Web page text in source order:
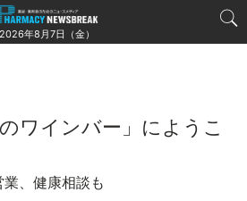
2026年8月7日（金）
ワインバー」にようこ
、健康相談も